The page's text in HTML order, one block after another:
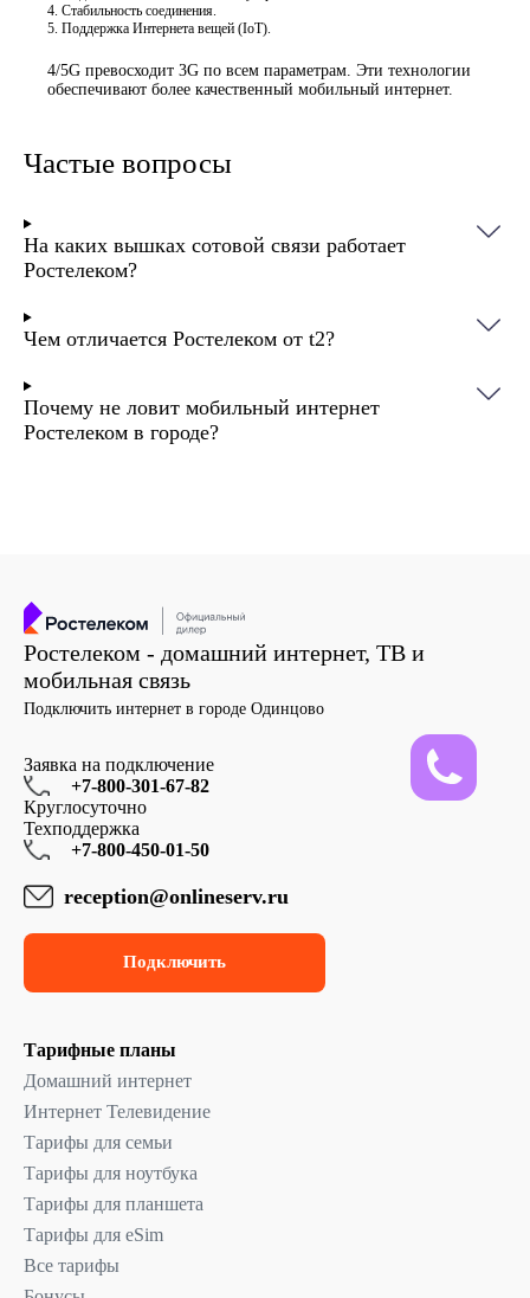
Стабильность соединения.
Поддержка Интернета вещей (IoT).
4/5G превосходит 3G по всем параметрам. Эти технологии
обеспечивают более качественный мобильный интернет.
Частые вопросы
На каких вышках сотовой связи работает
Ростелеком?
Чем отличается Ростелеком от t2?
Почему не ловит мобильный интернет
Ростелеком в городе?
Ростелеком - домашний интернет, ТВ и
мобильная связь
Подключить интернет в городе Одинцово
Заявка на подключение
+7-800-301-67-82
Круглосуточно
Техподдержка
+7-800-450-01-50
reception@onlineserv.ru
Подключить
Тарифные планы
Домашний интернет
Интернет Телевидение
Тарифы для семьи
Тарифы для ноутбука
Тарифы для планшета
Тарифы для eSim
Все тарифы